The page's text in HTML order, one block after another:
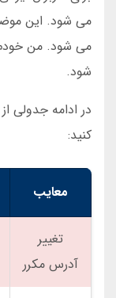
می شود. این
می شود. من خودم
شود.
در ادامه جدولی
کنید:
معایب
تغییر
آدرس مکرر